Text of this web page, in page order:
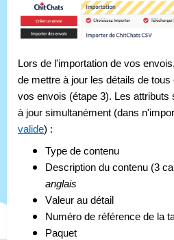
Lors de l'importation de vos
de mettre à jour les détails de tous
vos envois (étape 3). Les attributs
à jour simultanément (dans
valide) :
Type de contenu
Description du contenu (3
anglais
Valeur au détail
Numéro de référence de la
Paquet